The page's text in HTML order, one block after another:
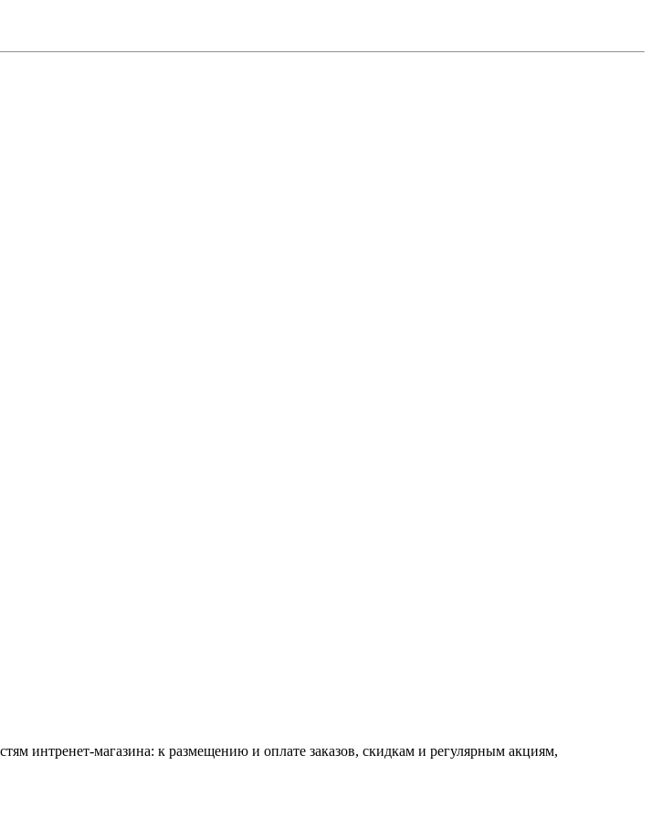
интренет-магазина: к размещению и оплате заказов, скидкам и регулярным акциям,